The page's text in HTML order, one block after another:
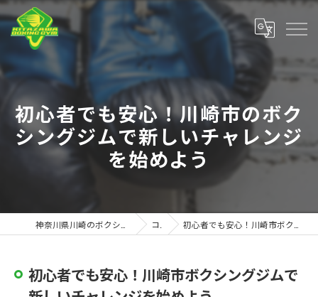
初心者でも安心！川崎市のボク
シングジムで新しいチャレンジ
を始めよう
コラム 初心者でも安心！川崎市ボクシングジムで新しいチャレンジを始めよう
初心者でも安心！川崎市ボクシングジムで